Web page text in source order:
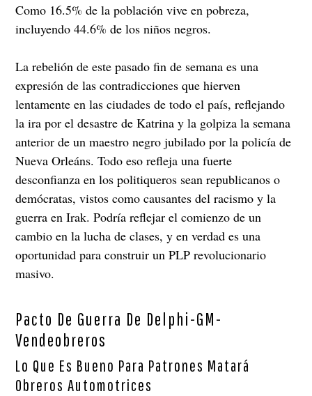
Como 16.5% de la población vive en pobreza,
incluyendo 44.6% de los niños negros.
La rebelión de este pasado fin de semana es una
expresión de las contradicciones que hierven
lentamente en las ciudades de todo el país, reflejando
la ira por el desastre de Katrina y la golpiza la semana
anterior de un maestro negro jubilado por la policía de
Nueva Orleáns. Todo eso refleja una fuerte
desconfianza en los politiqueros sean republicanos o
demócratas, vistos como causantes del racismo y la
guerra en Irak. Podría reflejar el comienzo de un
cambio en la lucha de clases, y en verdad es una
oportunidad para construir un PLP revolucionario
masivo.
Pacto De Guerra De Delphi-GM-
Vendeobreros
Lo Que Es Bueno Para Patrones Matará
Obreros Automotrices